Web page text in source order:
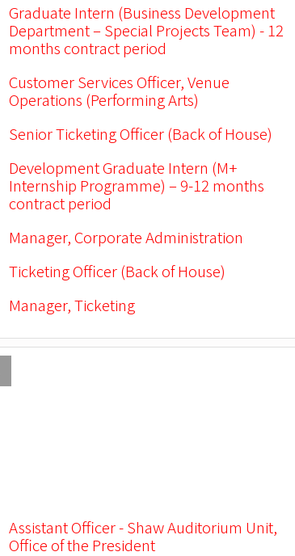
Graduate Intern (Business Development
Department – Special Projects Team) - 12
months contract period
Customer Services Officer, Venue
Operations (Performing Arts)
Senior Ticketing Officer (Back of House)
Development Graduate Intern (M+
Internship Programme) – 9-12 months
contract period
Manager, Corporate Administration
Ticketing Officer (Back of House)
Manager, Ticketing
Assistant Officer - Shaw Auditorium Unit,
Office of the President